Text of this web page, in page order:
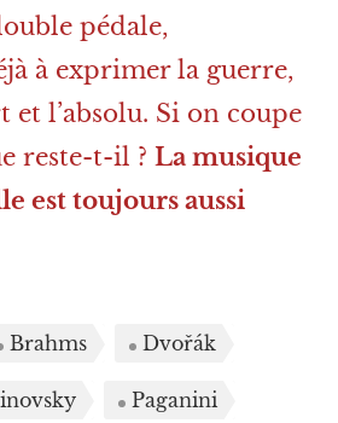
pédale,
à exprimer la guerre,
l’absolu. Si on coupe
reste-t-il ? La musique
est toujours aussi
Brahms Dvořák
Paganini